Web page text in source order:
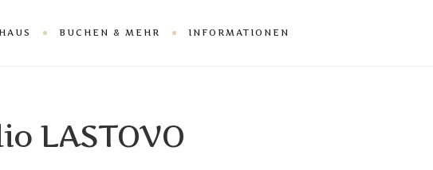
BUCHEN & MEHR INFORMATIONEN
LASTOVO